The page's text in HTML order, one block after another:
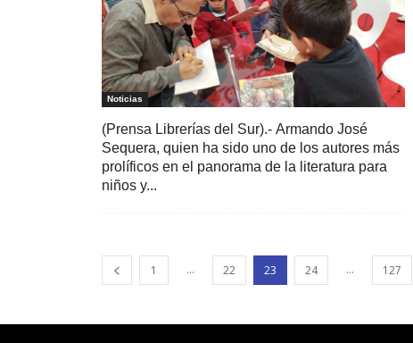
Noticias
(Prensa Librerías del Sur).- Armando José
Sequera, quien ha sido uno de los autores más
prolíficos en el panorama de la literatura para
niños y...
1 ... 22 23 24 ... 127